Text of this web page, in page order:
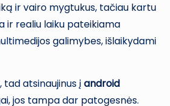
ir vairo mygtukus, tačiau kartu
ir realiu laiku pateikiama
galimybes, išlaikydami
tad atsinaujinus į android
jos tampa dar patogesnės.